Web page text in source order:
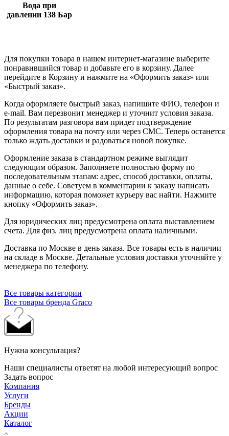
Вода при
давлении 138 Бар
Для покупки товара в нашем интернет-магазине выберите
понравившийся товар и добавьте его в корзину. Далее
перейдите в Корзину и нажмите на «Оформить заказ» или
«Быстрый заказ».
Когда оформляете быстрый заказ, напишите ФИО, телефон и
e-mail. Вам перезвонит менеджер и уточнит условия заказа.
По результатам разговора вам придет подтверждение
оформления товара на почту или через СМС. Теперь останется
только ждать доставки и радоваться новой покупке.
Оформление заказа в стандартном режиме выглядит
следующим образом. Заполняете полностью форму по
последовательным этапам: адрес, способ доставки, оплаты,
данные о себе. Советуем в комментарии к заказу написать
информацию, которая поможет курьеру вас найти. Нажмите
кнопку «Оформить заказ».
Для юридических лиц предусмотрена оплата выставлением
счета. Для физ. лиц предусмотрена оплата наличными.
Доставка по Москве в день заказа. Все товары есть в наличии
на складе в Москве. Детальные условия доставки уточняйте у
менеджера по телефону.
Все товары категории
Все товары бренда Graco
Нужна консультация?
Наши специалисты ответят на любой интересующий вопрос
Задать вопрос
Компания
Услуги
Бренды
Акции
Каталог